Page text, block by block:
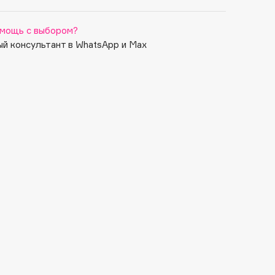
с выбором?
консультант в WhatsApp и Max